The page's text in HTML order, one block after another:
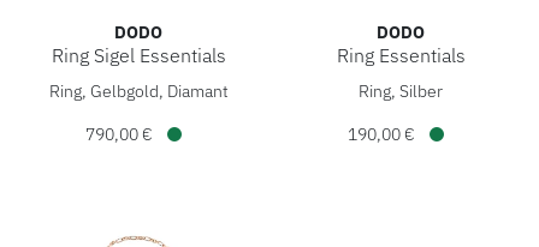
DODO
Ring Sigel Essentials
DoDo Ring Sigel Essentials, Ref: DAC5000-SIGNE-
Ring, Gelbgold, Diamant
790,00 €
DODO
Ring Essentials
DoDo Ring Essentials, Ref:
Ring, Silber
190,00 €